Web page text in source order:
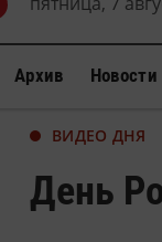
Архив Новости
ВИДЕО ДНЯ
День